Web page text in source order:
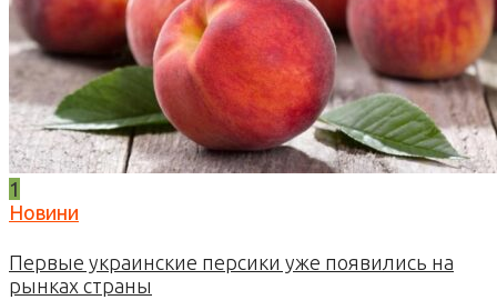
1
Новини
Первые украинские персики уже появились на
рынках страны